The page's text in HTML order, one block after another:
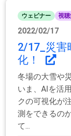
ウェビナー 視
2022/02/17
2/17_災害
化！
冬場の大雪や
いま、AIを活
クの可視化が
測をできるの
て...